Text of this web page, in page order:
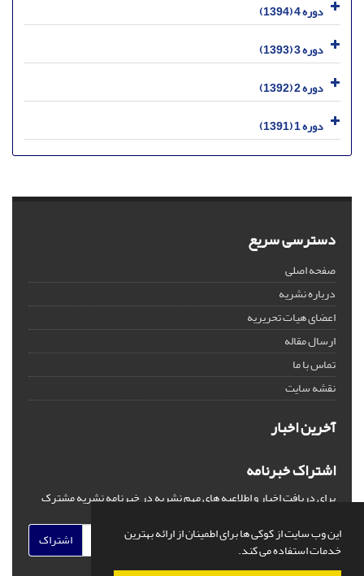
این وب سایت از کوکی ها برای اطمینان از ارائه بهترین
خدمات استفاده می کند.
دوره 4 (1394)
دوره 3 (1393)
دوره 2 (1392)
دوره 1 (1391)
دسترسی سریع
صفحه اصلی
درباره نشریه
اعضای هیات تحریریه
ارسال مقاله
تماس با ما
نقشه سایت
آخرین اخبار
اشتراک خبرنامه
برای دریافت اخبار و اطلاعیه های مهم نشریه در خبرنامه نشریه مشترک
اشتراک